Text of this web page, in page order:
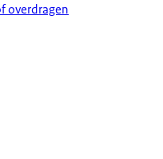
overdragen